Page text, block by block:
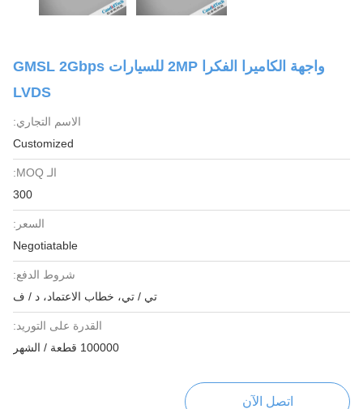
واجهة الكاميرا الفكرا 2MP للسيارات GMSL 2Gbps
LVDS
الاسم التجاري:
Customized
الـ MOQ:
300
السعر:
Negotiatable
شروط الدفع:
تي / تي، خطاب الاعتماد، د / ف
القدرة على التوريد:
100000 قطعة / الشهر
اتصل الآن